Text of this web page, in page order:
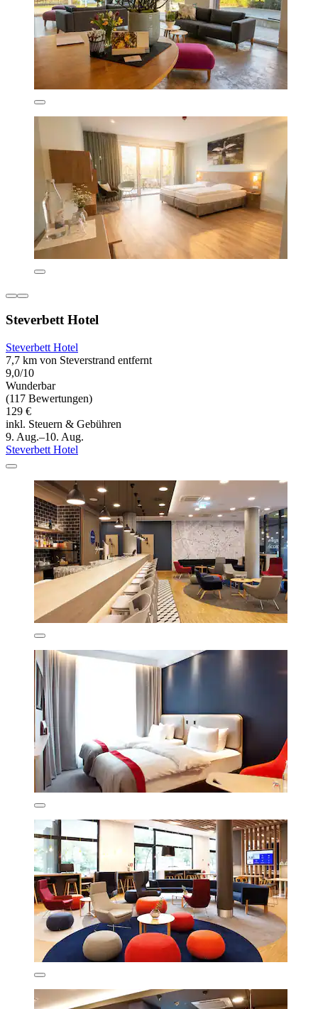
Steverbett Hotel
Steverbett Hotel
7,7 km von Steverstrand entfernt
9,0/10
Wunderbar
(117 Bewertungen)
129 €
inkl. Steuern & Gebühren
9. Aug.–10. Aug.
Steverbett Hotel